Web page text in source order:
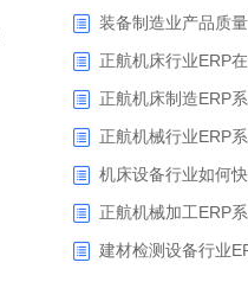
装备制造业产品质
正航机床行业ERP
正航机床制造ERP
正航机械行业ERP
机床设备行业如何
正航机械加工ERP
建材检测设备行业